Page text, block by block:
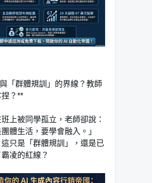
「群體規訓」的界線？教師
？**
上被同學孤立，老師卻說：
團體生活，要學會融入。」
這只是「群體規訓」，還是已
凌的紅線？